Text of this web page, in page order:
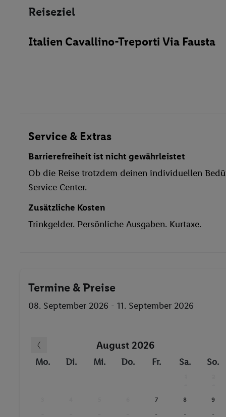
Minimarkt
Restaurant(s)
behindertengerecht
Bar
WLAN
Hallenbad
Liegestühle
Whirlpool
Golf
Sauna
Reiseziel
Italien Cavallino-Treporti Via Fausta
Service & Extras
Barrierefreiheit ist nicht gewährleistet
Ob die Reise trotzdem deinen individuellen
Service Center.
Zusätzliche Kosten
Trinkgelder. Persönliche Ausgaben. Kurtaxe.
Termine & Preise
08. September 2026 - 11. September 2026
August 2026
Mo. Di. Mi. Do. Fr. Sa. So.
7 8 9